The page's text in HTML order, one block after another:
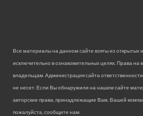
Все материалы на данном сайте взяты из открытых
исключительно в ознакомительных целях. Права
владельцам. Администрация сайта
не несет. Если Вы обнаружили на нашем сайте
авторские права, принадлежащие Вам, Вашей
пожалуйста, сообщите нам.